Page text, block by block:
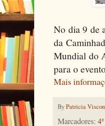
No dia 9 de
da
Mundial do
para o
Mais
ByPatricia
Marcadores: